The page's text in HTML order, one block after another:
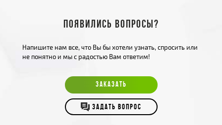
Появились вопросы?
Напишите нам все, что Вы бы хотели узнать, спросить или
не понятно и мы с радостью Вам ответим!
ЗАКАЗАТЬ
ЗАДАТЬ ВОПРОС